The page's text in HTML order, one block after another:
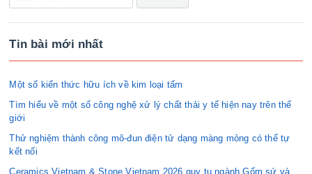
Tin bài mới nhất
Một số kiến thức hữu ích về kim loại tấm
Tìm hiểu về một số công nghệ xử lý chất thải y tế hiện nay trên thế
giới
Thử nghiệm thành công mô-đun điện tử dạng màng mỏng có thể tự
kết nối
Ceramics Vietnam & Stone Vietnam 2026 quy tụ ngành Gốm sứ và